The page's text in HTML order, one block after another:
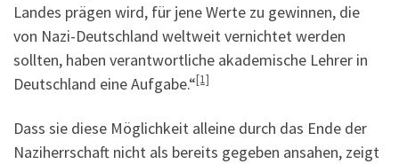
Landes prägen wird, für jene Werte zu gewinnen, die
von Nazi-Deutschland weltweit vernichtet werden
sollten, haben verantwortliche akademische Lehrer in
Deutschland eine Aufgabe.“[1]
Dass sie diese Möglichkeit alleine durch das Ende der
Naziherrschaft nicht als bereits gegeben ansahen, zeigt